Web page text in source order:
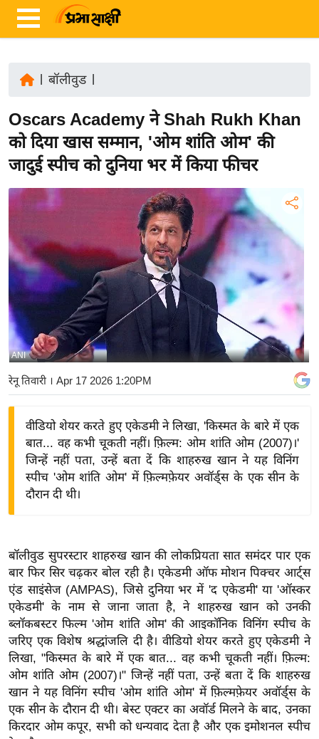
ज़ा
ख
र
अं
त
ष्ट्री
य
बि
ज़
ने
द्यो
वि
शे
ष
ज्ञ
रा
य
ब
ज
ट
खे
बॉलीवुड|
Oscars Academy ने Shah Rukh Khan
को दिया खास सम्मान, 'ओम शांति ओम' की
जादुई स्पीच को दुनिया भर में किया फीचर
ANI
रेनू तिवारी । Apr 17 2026 1:20PM
वीडियो शेयर करते हुए एकेडमी ने लिखा, 'किस्मत के बारे में एक
बात... वह कभी चूकती नहीं। फ़िल्म: ओम शांति ओम (2007)।'
जिन्हें नहीं पता, उन्हें बता दें कि शाहरुख खान ने यह विनिंग
स्पीच 'ओम शांति ओम' में फ़िल्मफ़ेयर अवॉर्ड्स के एक सीन के
दौरान दी थी।
बॉलीवुड सुपरस्टार शाहरुख खान की लोकप्रियता सात समंदर पार एक
बार फिर सिर चढ़कर बोल रही है। एकेडमी ऑफ मोशन पिक्चर आर्ट्स
एंड साइंसेज (AMPAS), जिसे दुनिया भर में 'द एकेडमी' या 'ऑस्कर
एकेडमी' के नाम से जाना जाता है, ने शाहरुख खान को उनकी
ब्लॉकबस्टर फिल्म 'ओम शांति ओम' की आइकॉनिक विनिंग स्पीच के
जरिए एक विशेष श्रद्धांजलि दी है। वीडियो शेयर करते हुए एकेडमी ने
लिखा, "किस्मत के बारे में एक बात... वह कभी चूकती नहीं। फ़िल्म:
ओम शांति ओम (2007)।" जिन्हें नहीं पता, उन्हें बता दें कि शाहरुख
खान ने यह विनिंग स्पीच 'ओम शांति ओम' में फ़िल्मफ़ेयर अवॉर्ड्स के
एक सीन के दौरान दी थी। बेस्ट एक्टर का अवॉर्ड मिलने के बाद, उनका
किरदार ओम कपूर, सभी को धन्यवाद देता है और एक इमोशनल स्पीच